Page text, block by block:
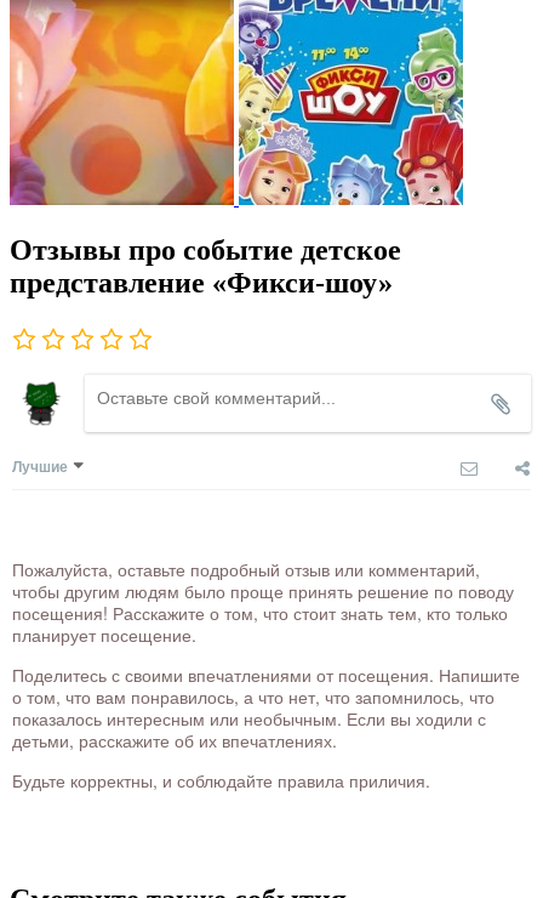
Отзывы про событие детское
представление «Фикси-шоу»
Лучшие
Пожалуйста, оставьте подробный отзыв или комментарий,
чтобы другим людям было проще принять решение по поводу
посещения! Расскажите о том, что стоит знать тем, кто только
планирует посещение.
Поделитесь с своими впечатлениями от посещения. Напишите
о том, что вам понравилось, а что нет, что запомнилось, что
показалось интересным или необычным. Если вы ходили с
детьми, расскажите об их впечатлениях.
Будьте корректны, и соблюдайте правила приличия.